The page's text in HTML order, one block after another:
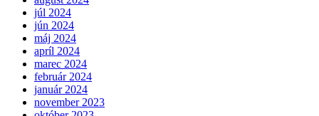
júl 2024
jún 2024
máj 2024
apríl 2024
marec 2024
február 2024
január 2024
november 2023